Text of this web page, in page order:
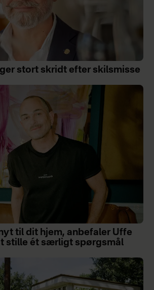
stort skridt efter skilsmisse
til dit hjem, anbefaler Uffe
stille ét særligt spørgsmål